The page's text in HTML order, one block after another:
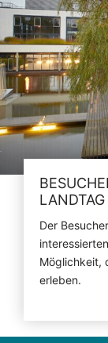
LANDTAG
Der
Möglichkeit,
erleben.